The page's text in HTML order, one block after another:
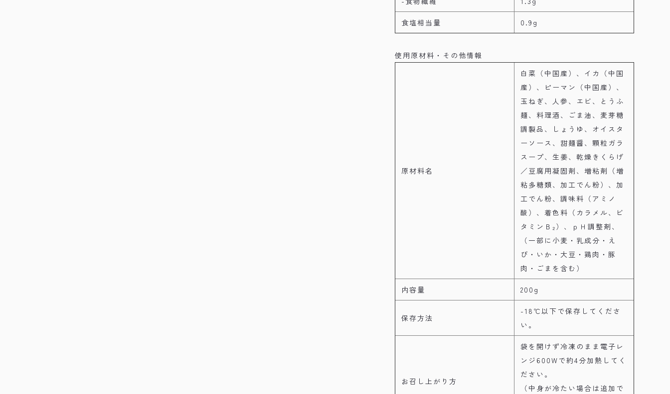
食塩相当量 0.9g
使用原材料・その他情報
原材料名
白菜（中国産）、イカ（中国
産）、ピーマン（中国産）、
玉ねぎ、人参、エビ、とうふ
麺、料理酒、ごま油、麦芽糖
調製品、しょうゆ、オイスタ
ーソース、甜麺醤、顆粒ガラ
スープ、生姜、乾燥きくらげ
／豆腐用凝固剤、増粘剤（増
粘多糖類、加工でん粉）、加
工でん粉、調味料（アミノ
酸）、着色料（カラメル、ビ
タミンＢ₂）、ｐＨ調整剤、
（一部に小麦・乳成分・え
び・いか・大豆・鶏肉・豚
肉・ごまを含む）
内容量 200g
保存方法
-18℃以下で保存してくださ
い。
お召し上がり方
袋を開けず冷凍のまま電子レ
ンジ600Wで約4分加熱してく
ださい。
（中身が冷たい場合は追加で